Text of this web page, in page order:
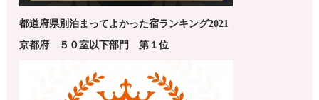
都道府県別泊まってよかった宿ランキング2021
京都府 ５０室以下部門 第１位